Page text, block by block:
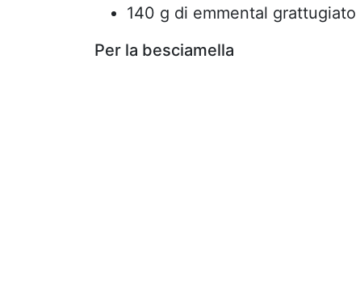
140 g di emmental grattugiato
Per la besciamella